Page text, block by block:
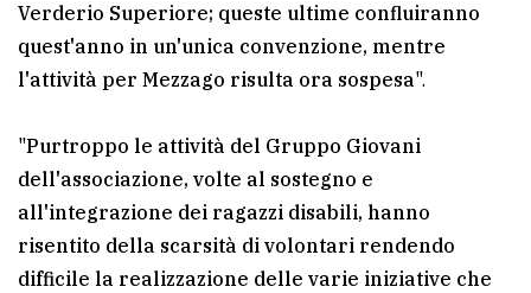
Verderio Superiore; queste ultime confluiranno
quest'anno in un'unica convenzione, mentre
l'attività per Mezzago risulta ora sospesa".
"Purtroppo le attività del Gruppo Giovani
dell'associazione, volte al sostegno e
all'integrazione dei ragazzi disabili, hanno
risentito della scarsità di volontari rendendo
difficile la realizzazione delle varie iniziative che